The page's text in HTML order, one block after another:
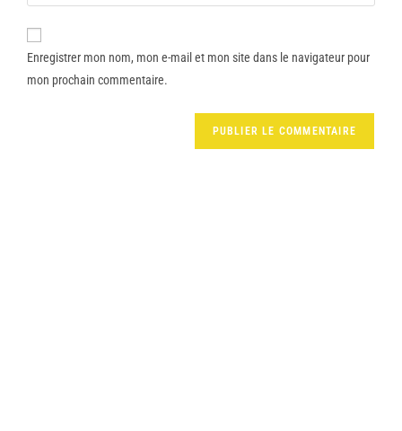
Enregistrer mon nom, mon e-mail et mon site dans le navigateur pour
mon prochain commentaire.